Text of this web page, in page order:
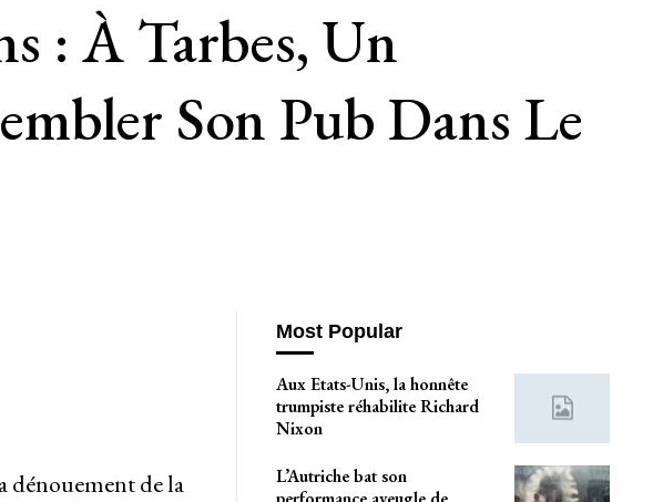
: À Tarbes, Un
Son Pub Dans Le
dénouement de la
Most Popular
Aux Etats-Unis, la honnête
trumpiste réhabilite Richard
Nixon
L’Autriche bat son